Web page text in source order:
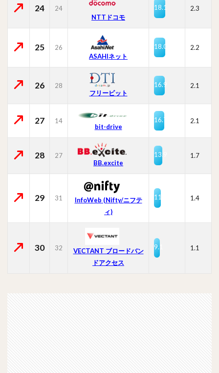
24
24
NTTドコモ
18.1 2.3
25
26
ASAHIネット
18.0 2.2
26
28
フリービット
16.9 2.1
27 14
bit-drive
16.7 2.1
28
27
BB.excite
13.9 1.7
29 31
InfoWeb (Nifty/ニフテ
ィ)
11.4 1.4
30 32
VECTANT ブロードバン
ドアクセス
9.1 1.1